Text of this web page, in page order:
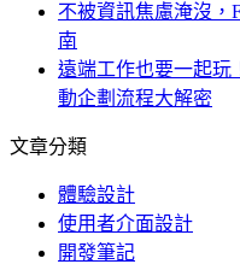
不被資訊焦慮淹沒，
南
遠端工作也要一起玩
動企劃流程大解密
文章分類
體驗設計
使用者介面設計
開發筆記